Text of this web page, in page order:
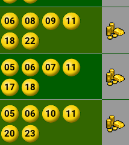
06 08 09
11
18 22
05 06 07
11
17 18
05 06 10
11
20 23